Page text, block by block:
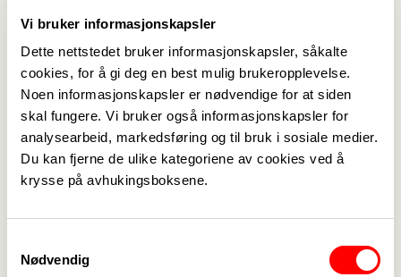
Vi bruker informasjonskapsler
Dette nettstedet bruker informasjonskapsler, såkalte
cookies, for å gi deg en best mulig brukeropplevelse.
Noen informasjonskapsler er nødvendige for at siden
skal fungere. Vi bruker også informasjonskapsler for
analysearbeid, markedsføring og til bruk i sosiale medier.
Du kan fjerne de ulike kategoriene av cookies ved å
krysse på avhukingsboksene.
Nødvendig
Våre tillitsvalgte hjelper deg med hvordan du kan
eksempler på mange medlemmer som har lykkes
med det. Vi passer på at lov- og avtaleverk blir
fulgt, og forhandler både landsomfattende og
lokale avtaler. De tillitsvalgte tar saken din når det
oppstår uenighet med arbeidsgiver. Du får
rådgivning, veiledning og hjelp ved konflikter.